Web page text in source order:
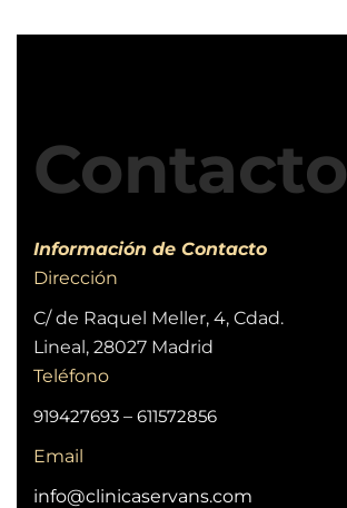
Contacto
Información de Contacto
Dirección
C/ de Raquel Meller, 4, Cdad.
Lineal, 28027 Madrid
Teléfono
919427693 – 611572856
Email
info@clinicaservans.com